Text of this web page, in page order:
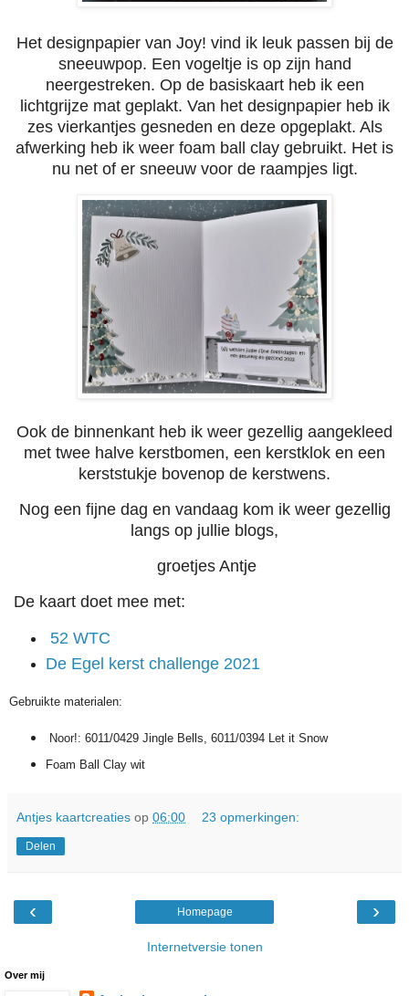
Het designpapier van Joy! vind ik leuk passen bij de
sneeuwpop. Een vogeltje is op zijn hand
neergestreken. Op de basiskaart heb ik een
lichtgrijze mat geplakt. Van het designpapier heb ik
zes vierkantjes gesneden en deze opgeplakt. Als
afwerking heb ik weer foam ball clay gebruikt. Het is
nu net of er sneeuw voor de raampjes ligt.
Ook de binnenkant heb ik weer gezellig aangekleed
met twee halve kerstbomen, een kerstklok en een
kerststukje bovenop de kerstwens.
Nog een fijne dag en vandaag kom ik weer gezellig
langs op jullie blogs,
groetjes Antje
De kaart doet mee met:
52 WTC
De Egel kerst challenge 2021
Gebruikte materialen:
Noor!: 6011/0429 Jingle Bells, 6011/0394 Let it Snow
Foam Ball Clay wit
Antjes kaartcreaties op 06:00 23 opmerkingen:
Delen
‹ ›
Homepage
Internetversie tonen
Over mij